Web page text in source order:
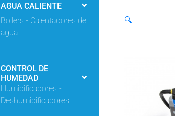
AGUA CALIENTE
Boilers - Calentadores de
agua
CONTROL DE
HUMEDAD
Humidificadores -
Deshumidificadores
🔍